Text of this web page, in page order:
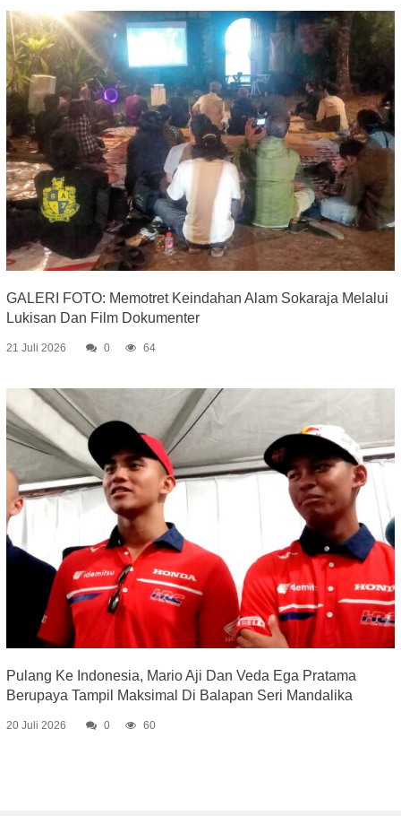
GALERI FOTO: Memotret Keindahan Alam Sokaraja Melalui
Lukisan Dan Film Dokumenter
21 Juli 2026 0 64
Pulang Ke Indonesia, Mario Aji Dan Veda Ega Pratama
Berupaya Tampil Maksimal Di Balapan Seri Mandalika
20 Juli 2026 0 60